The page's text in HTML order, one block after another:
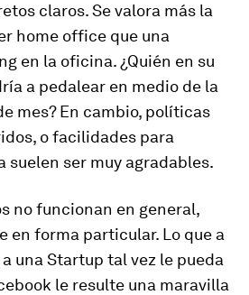
claros. Se valora más la
home office que una
en la oficina. ¿Quién en su
a pedalear en medio de la
mes? En cambio, políticas
o facilidades para
ser muy agradables.
no funcionan en general,
en forma particular. Lo que a
una Startup tal vez le pueda
le resulte una maravilla